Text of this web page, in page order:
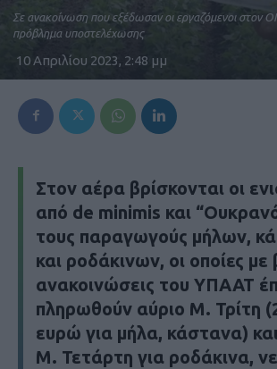
Σε ανακοίνωση που εξέδωσαν οι εργαζόμενοι στον
πρόβλημα υποστελέχωσης
10 Απριλίου 2023, 2:48 μμ
Στον αέρα βρίσκονται οι
από de minimis και
τους παραγωγούς μήλων,
και ροδάκινων, οι οποίες με
ανακοινώσεις του ΥΠΑΑΤ
πληρωθούν αύριο Μ. Τρίτη
ευρώ για μήλα, κάστανα)
Μ. Τετάρτη για ροδάκινα,